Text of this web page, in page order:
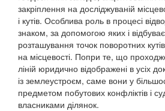
закріплення на досліджуваній
і кутів. Особлива роль в процесі
знаком, за допомогою яких і
розташування точок поворотних
на місцевості. Попри те, що
ліній юридично відображені в усіх
із землеустроєм, саме вони у
предметом побутових конфліктів і
власниками ділянок.